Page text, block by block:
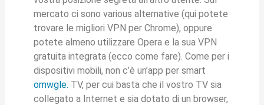
mercato ci sono various alternative (qui potete
trovare le migliori VPN per Chrome), oppure
potete almeno utilizzare Opera e la sua VPN
gratuita integrata (ecco come fare). Come per i
dispositivi mobili, non c’è un’app per smart
omwgle. TV, per cui basta che il vostro TV sia
collegato a Internet e sia dotato di un browser,